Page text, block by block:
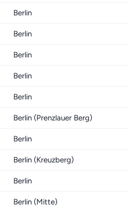
Berlin
Berlin
Berlin
Berlin
Berlin
Berlin (Prenzlauer Berg)
Berlin
Berlin (Kreuzberg)
Berlin
Berlin (Mitte)